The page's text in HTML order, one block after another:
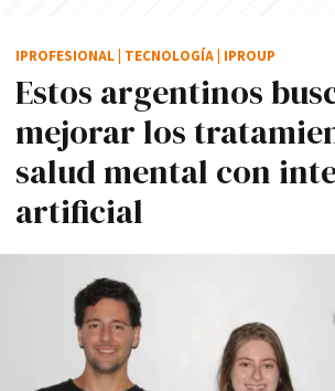
Estos argentinos
mejorar los
salud mental con
artificial
IPROFESIONAL TECNOLOGÍA IPROUP